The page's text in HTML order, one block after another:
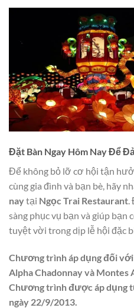
Đặt Bàn Ngay Hôm Nay Để
Để không bỏ lỡ cơ hội tận
cùng gia đình và bạn bè, hãy
naytại Ngọc Trai Restaurant.
sàng phục vụ bạn và giúp
tuyệt vời trong dịp lễ hội đặc
Chương trình áp dụng đối
Alpha Chadonnay và Montes
Chương trình được áp dụng
ngày 22/9/2013.